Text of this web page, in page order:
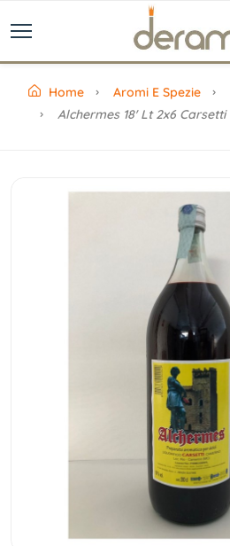
Home Aromi E Spezie
Alchermes 18' Lt 2x6 Carsetti